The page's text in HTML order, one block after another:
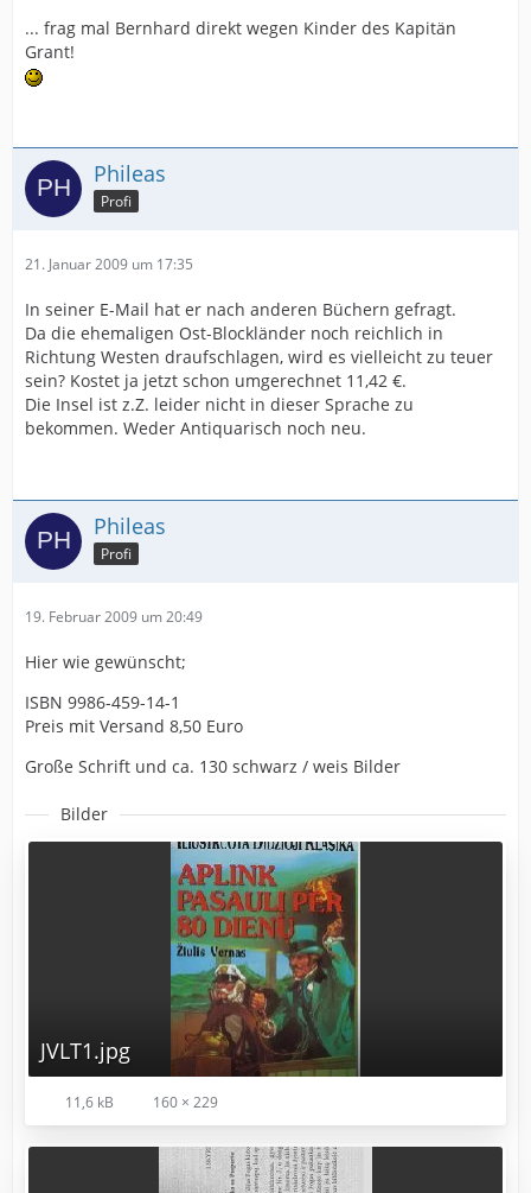
... frag mal Bernhard direkt wegen Kinder des Kapitän
Grant!
Phileas
Profi
21. Januar 2009 um 17:35
In seiner E-Mail hat er nach anderen Büchern gefragt.
Da die ehemaligen Ost-Blockländer noch reichlich in
Richtung Westen draufschlagen, wird es vielleicht zu teuer
sein? Kostet ja jetzt schon umgerechnet 11,42 €.
Die Insel ist z.Z. leider nicht in dieser Sprache zu
bekommen. Weder Antiquarisch noch neu.
Phileas
Profi
19. Februar 2009 um 20:49
Hier wie gewünscht;
ISBN 9986-459-14-1
Preis mit Versand 8,50 Euro
Große Schrift und ca. 130 schwarz / weis Bilder
Bilder
JVLT1.jpg
11,6 kB 160 × 229